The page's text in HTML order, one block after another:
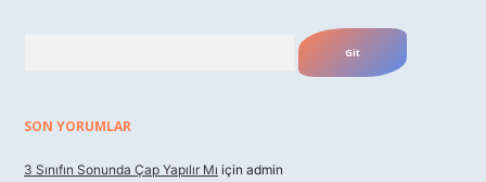
SON YORUMLAR
3 Sınıfın Sonunda Çap Yapılır Mı için admin